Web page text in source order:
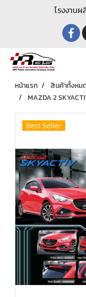
โรงงาน
หน้าแรก สินค้าทั้งหม
MAZDA 2
Best Seller